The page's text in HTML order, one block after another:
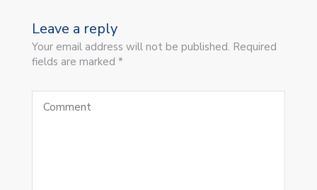
Leave a reply
Your email address will not be published. Required
fields are marked *